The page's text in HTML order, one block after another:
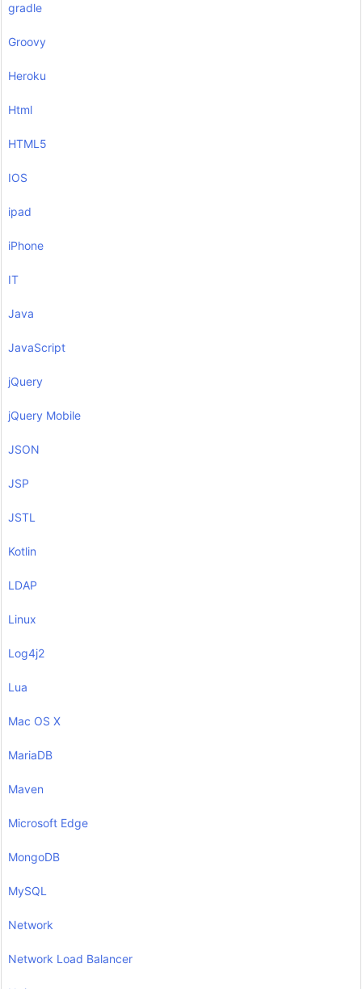
gradle
Groovy
Heroku
Html
HTML5
IOS
ipad
iPhone
IT
Java
JavaScript
jQuery
jQuery Mobile
JSON
JSP
JSTL
Kotlin
LDAP
Linux
Log4j2
Lua
Mac OS X
MariaDB
Maven
Microsoft Edge
MongoDB
MySQL
Network
Network Load Balancer